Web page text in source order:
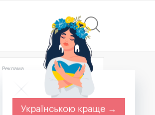
Реклама
Українською краще →